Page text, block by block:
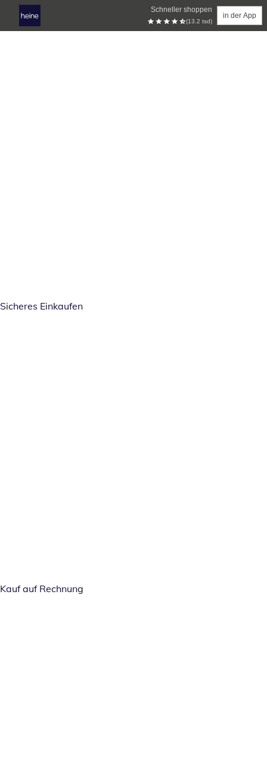
Schneller shoppen
(13.2 tsd)
in der App
Sicheres Einkaufen
Kauf auf Rechnung